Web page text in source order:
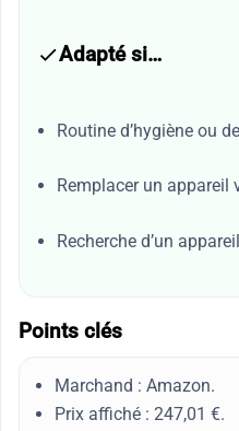
Adapté si…
Routine d’hygiène ou
Remplacer un appareil
Recherche d’un
Points clés
Marchand : Amazon.
Prix affiché : 247,01 €.